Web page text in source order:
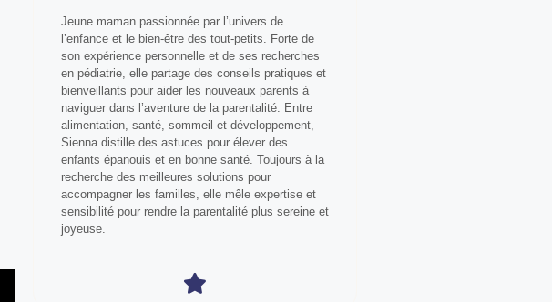
Jeune maman passionnée par l’univers de
l’enfance et le bien-être des tout-petits. Forte de
son expérience personnelle et de ses recherches
en pédiatrie, elle partage des conseils pratiques et
bienveillants pour aider les nouveaux parents à
naviguer dans l’aventure de la parentalité. Entre
alimentation, santé, sommeil et développement,
Sienna distille des astuces pour élever des
enfants épanouis et en bonne santé. Toujours à la
recherche des meilleures solutions pour
accompagner les familles, elle mêle expertise et
sensibilité pour rendre la parentalité plus sereine et
joyeuse.